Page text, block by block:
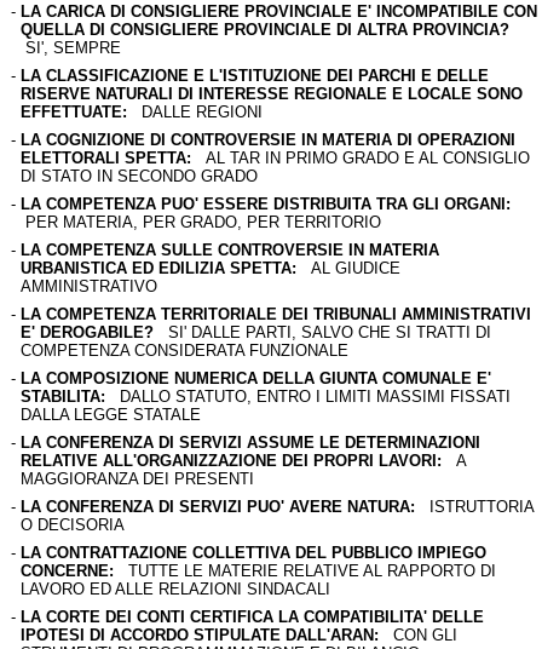
- LA CARICA DI CONSIGLIERE PROVINCIALE E' INCOMPATIBILE CON
QUELLA DI CONSIGLIERE PROVINCIALE DI ALTRA PROVINCIA?
SI', SEMPRE
- LA CLASSIFICAZIONE E L'ISTITUZIONE DEI PARCHI E DELLE
RISERVE NATURALI DI INTERESSE REGIONALE E LOCALE SONO
EFFETTUATE: DALLE REGIONI
- LA COGNIZIONE DI CONTROVERSIE IN MATERIA DI OPERAZIONI
ELETTORALI SPETTA: AL TAR IN PRIMO GRADO E AL CONSIGLIO
DI STATO IN SECONDO GRADO
- LA COMPETENZA PUO' ESSERE DISTRIBUITA TRA GLI ORGANI:
PER MATERIA, PER GRADO, PER TERRITORIO
- LA COMPETENZA SULLE CONTROVERSIE IN MATERIA
URBANISTICA ED EDILIZIA SPETTA: AL GIUDICE
AMMINISTRATIVO
- LA COMPETENZA TERRITORIALE DEI TRIBUNALI AMMINISTRATIVI
E' DEROGABILE?SI' DALLE PARTI, SALVO CHE SI TRATTI DI
COMPETENZA CONSIDERATA FUNZIONALE
- LA COMPOSIZIONE NUMERICA DELLA GIUNTA COMUNALE E'
STABILITA: DALLO STATUTO, ENTRO I LIMITI MASSIMI FISSATI
DALLA LEGGE STATALE
- LA CONFERENZA DI SERVIZI ASSUME LE DETERMINAZIONI
RELATIVE ALL'ORGANIZZAZIONE DEI PROPRI LAVORI: A
MAGGIORANZA DEI PRESENTI
- LA CONFERENZA DI SERVIZI PUO' AVERE NATURA: ISTRUTTORIA
O DECISORIA
- LA CONTRATTAZIONE COLLETTIVA DEL PUBBLICO IMPIEGO
CONCERNE: TUTTE LE MATERIE RELATIVE AL RAPPORTO DI
LAVORO ED ALLE RELAZIONI SINDACALI
- LA CORTE DEI CONTI CERTIFICA LA COMPATIBILITA' DELLE
IPOTESI DI ACCORDO STIPULATE DALL'ARAN: CON GLI